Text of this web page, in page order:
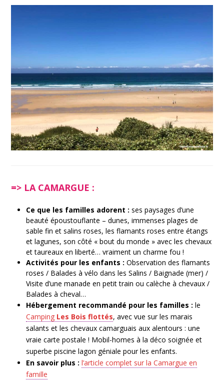
=> LA CAMARGUE :
Ce que les familles adorent :ses paysages d’une
beauté époustouflante – dunes, immenses plages de
sable fin et salins roses, les flamants roses entre étangs
et lagunes, son côté « bout du monde » avec les chevaux
et taureaux en liberté… vraiment un charme fou !
Activités pour les enfants :Observation des flamants
roses / Balades à vélo dans les Salins / Baignade (mer) /
Visite d’une manade en petit train ou calèche à chevaux /
Balades à cheval…
Hébergement recommandé pour les familles : le
Camping Les Bois flottés, avec vue sur les marais
salants et les chevaux camarguais aux alentours : une
vraie carte postale ! Mobil-homes à la déco soignée et
superbepiscine lagon géniale pour les enfants.
En savoir plus : l’article complet sur la Camargue en
famille